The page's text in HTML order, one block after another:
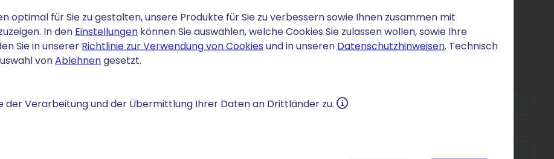
optimal für Sie zu gestalten, unsere Produkte für Sie zu verbessern sowie Ihnen zusammen mit
In den Einstellungen können Sie auswählen, welche Cookies Sie zulassen wollen, sowie Ihre
Sie in unserer Richtlinie zur Verwendung von Cookies und in unseren Datenschutzhinweisen. Technisch
vonAblehnengesetzt.
der Verarbeitung und der Übermittlung Ihrer Daten an Drittländer zu.
und sorgt mit vielen
im Umgang mit
zu erhalten: